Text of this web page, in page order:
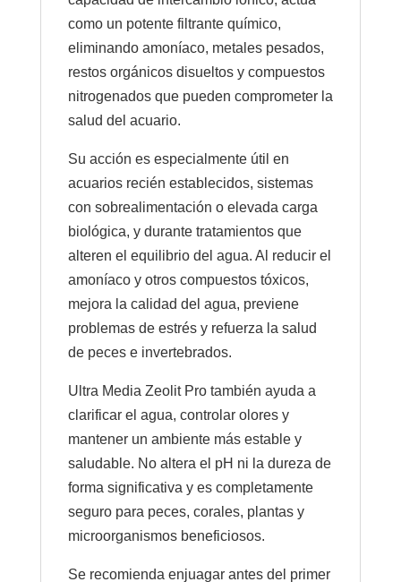
como un potente filtrante químico,
eliminando amoníaco, metales pesados,
restos orgánicos disueltos y compuestos
nitrogenados que pueden comprometer la
salud del acuario.
Su acción es especialmente útil en
acuarios recién establecidos, sistemas
con sobrealimentación o elevada carga
biológica, y durante tratamientos que
alteren el equilibrio del agua. Al reducir el
amoníaco y otros compuestos tóxicos,
mejora la calidad del agua, previene
problemas de estrés y refuerza la salud
de peces e invertebrados.
Ultra Media Zeolit Pro también ayuda a
clarificar el agua, controlar olores y
mantener un ambiente más estable y
saludable. No altera el pH ni la dureza de
forma significativa y es completamente
seguro para peces, corales, plantas y
microorganismos beneficiosos.
Se recomienda enjuagar antes del primer